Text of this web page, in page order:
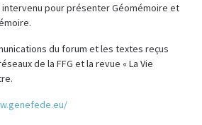
intervenu pour présenter Géomémoire et
du forum et les textes reçus
de la FFG et la revue « La Vie